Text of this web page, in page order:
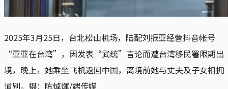
2025年3月25日，台北松山机场，陆配刘振亚经营抖音帐号
“亚亚在台湾”，因发表“武统”言论而遭台湾移民署限期出
境，晚上，她乘坐飞机返回中国，离境前她与丈夫及子女相拥
道别。摄：陈焯煇/端传媒